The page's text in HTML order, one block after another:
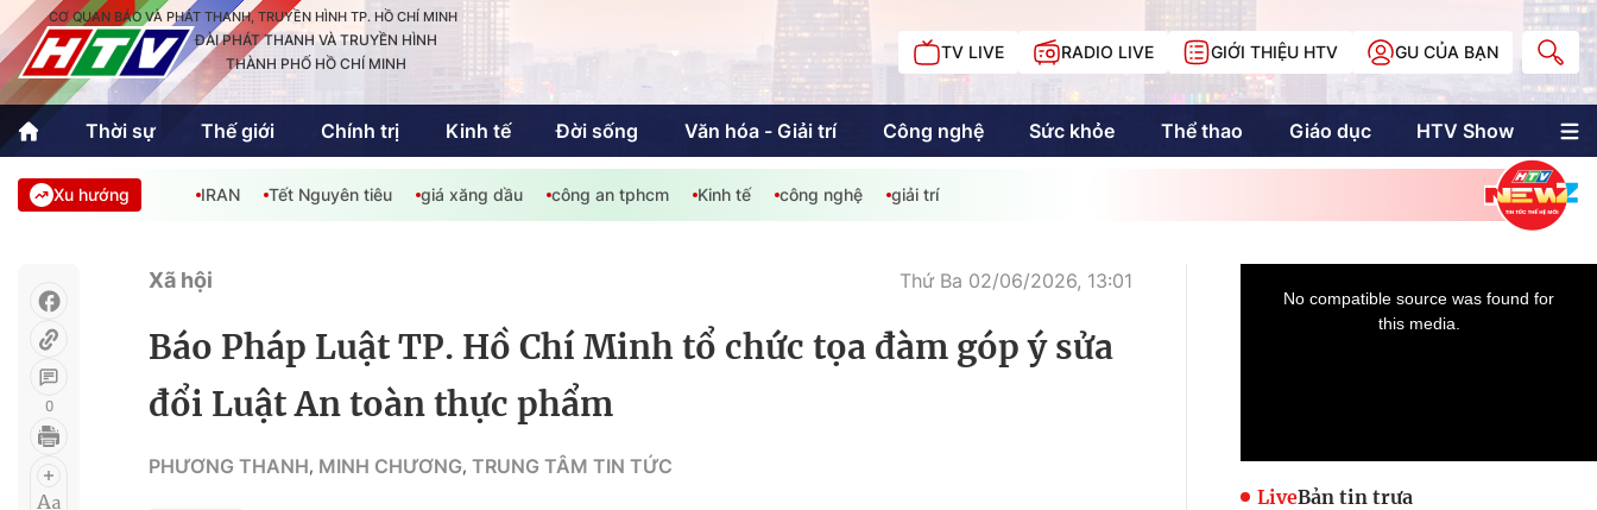
CƠ QUAN BÁO VÀ PHÁT THANH, TRUYỀN HÌNH TP. HỒ CHÍ MINH
ĐÀI PHÁT THANH VÀ TRUYỀN HÌNH
THÀNH PHỐ HỒ CHÍ MINH
TV LIVE RADIO LIVE GIỚI THIỆU HTV GU CỦA BẠN
Thời sự Thế giới Chính trị Kinh tế Đời sống Văn hóa - Giải trí Công nghệ Sức khỏe Thể thao Giáo dục HTV Show
Thời sự
Thể thao
Văn hóa - Giải trí
Giáo dục Kinh tế
An Sinh
Công nghệ Phóng sự Khán giả HTV
Multimedia
Multiform
Doanh nhân Sài
Gòn
Xu hướng IRAN Tết Nguyên tiêu giá xăng dầu công an tphcm Kinh tế công nghệ giải trí
0
Xã hội Thứ Ba 02/06/2026, 13:01
Báo Pháp Luật TP. Hồ Chí Minh tổ chức tọa đàm góp ý sửa
đổi Luật An toàn thực phẩm
PHƯƠNG THANH, MINH CHƯƠNG, TRUNG TÂM TIN TỨC
LiveBản tin trưa